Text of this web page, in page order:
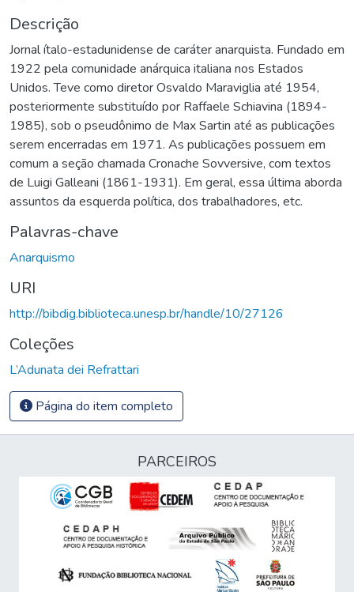
Descrição
Jornal ítalo-estadunidense de caráter anarquista. Fundado em
1922 pela comunidade anárquica italiana nos Estados
Unidos. Teve como diretor Osvaldo Maraviglia até 1954,
posteriormente substituído por Raffaele Schiavina (1894-
1985), sob o pseudônimo de Max Sartin até as publicações
serem encerradas em 1971. As publicações possuem em
comum a seção chamada Cronache Sovversive, com textos
de Luigi Galleani (1861-1931). Em geral, essa última aborda
assuntos da esquerda política, dos trabalhadores, etc.
Palavras-chave
Anarquismo
URI
http://bibdig.biblioteca.unesp.br/handle/10/27126
Coleções
L’Adunata dei Refrattari
Página do item completo
PARCEIROS